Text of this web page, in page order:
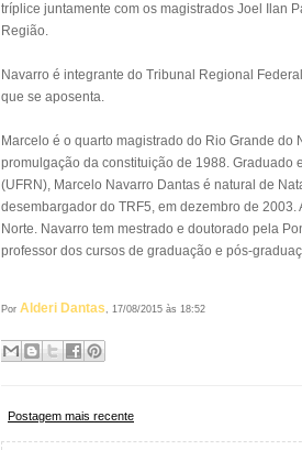
tríplice juntamente com os magistrados Joel Ilan
Região.
Navarro é integrante do Tribunal Regional
que se aposenta.
Marcelo é o quarto magistrado do Rio Grande
promulgação da constituição de 1988. Graduado
(UFRN), Marcelo Navarro Dantas é natural de
desembargador do TRF5, em dezembro de
Norte. Navarro tem mestrado e doutorado pela
professor dos cursos de graduação e pós-
Por Alderi Dantas, 17/08/2015 às 18:52
Postagem mais recente